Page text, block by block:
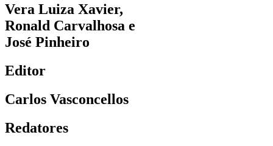
Vera Luiza Xavier,
Ronald Carvalhosa e
José Pinheiro
Editor
Carlos Vasconcellos
Redatores